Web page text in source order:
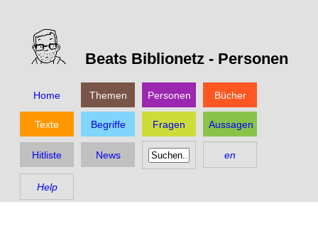
Beats Biblionetz - Personen
Home Themen Personen Bücher
Texte Begriffe Fragen Aussagen
Hitliste News en
Help